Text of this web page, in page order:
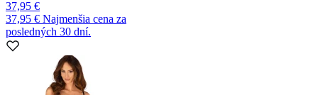
37,95 €
37,95 € Najmenšia cena za
posledných 30 dní.